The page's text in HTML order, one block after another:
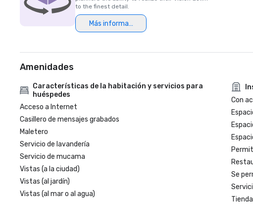
to the finest detail.
Más información
Amenidades
Características de la habitación y servicios para
huéspedes
Acceso a Internet
Casillero de mensajes grabados
Maletero
Servicio de lavandería
Servicio de mucama
Vistas (a la ciudad)
Vistas (al jardín)
Vistas (al mar o al agua)
Con
Se